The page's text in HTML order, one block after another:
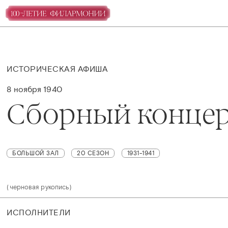
ИСТОРИЧЕСКАЯ АФИША
8 ноября 1940
Сборный
БОЛЬШОЙ ЗАЛ 20 СЕЗОН 1931-1941
(черновая рукопись)
ИСПОЛНИТЕЛИ